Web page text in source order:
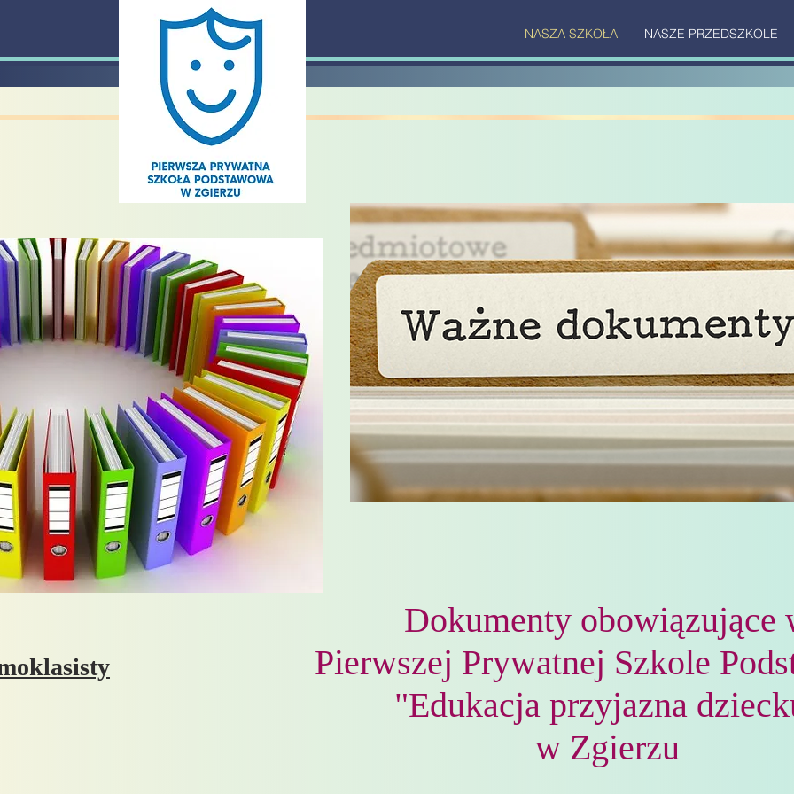
NASZA SZKOŁA NASZE PRZEDSZKOLE
Dokumenty obowiązujące
Pierwszej Prywatnej Szkole
"Edukacja przyjazna
w Zgierzu